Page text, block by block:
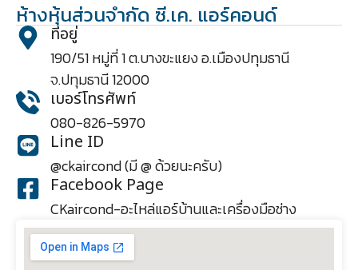
ห้างหุ้นส่วนจำกัด ซี.เค. แอร์คอนด์
ที่อยู่
190/51 หมู่ที่ 1 ต.บางขะแยง อ.เมืองปทุมธานี
จ.ปทุมธานี 12000
เบอร์โทรศัพท์
080-826-5970
Line ID
@ckaircond (มี @ ด้วยนะครับ)
Facebook Page
CKaircond-อะไหล่แอร์บ้านและเครื่องมือช่าง